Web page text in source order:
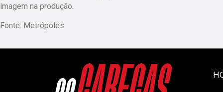
imagem na produção.
Fonte: Metrópoles